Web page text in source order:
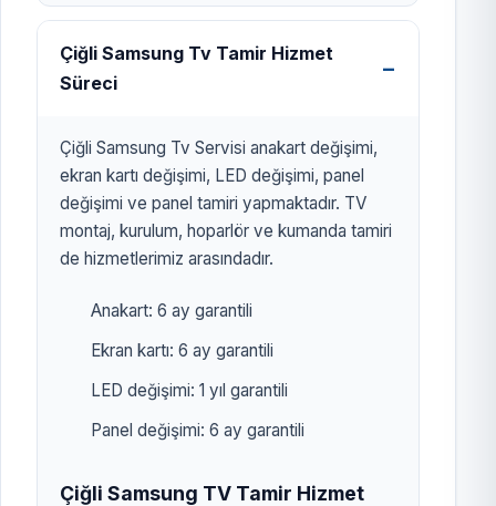
Çiğli Samsung Tv Tamir Hizmet
Süreci
Çiğli Samsung Tv Servisi anakart değişimi,
ekran kartı değişimi, LED değişimi, panel
değişimi ve panel tamiri yapmaktadır. TV
montaj, kurulum, hoparlör ve kumanda tamiri
de hizmetlerimiz arasındadır.
Anakart: 6 ay garantili
Ekran kartı: 6 ay garantili
LED değişimi: 1 yıl garantili
Panel değişimi: 6 ay garantili
Çiğli Samsung TV Tamir Hizmet